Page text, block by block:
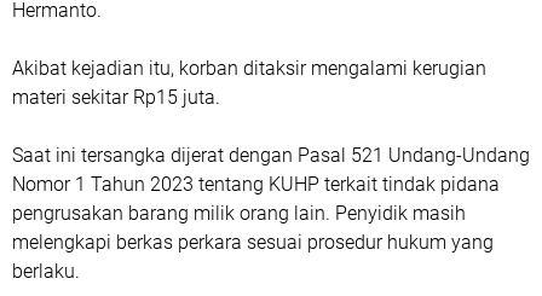
Hermanto.
Akibat kejadian itu, korban ditaksir mengalami kerugian
materi sekitar Rp15 juta.
Saat ini tersangka dijerat dengan Pasal 521 Undang-Undang
Nomor 1 Tahun 2023 tentang KUHP terkait tindak pidana
pengrusakan barang milik orang lain. Penyidik masih
melengkapi berkas perkara sesuai prosedur hukum yang
berlaku.